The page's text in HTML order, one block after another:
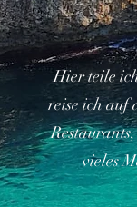
Hier teile
reise ich auf
vieles